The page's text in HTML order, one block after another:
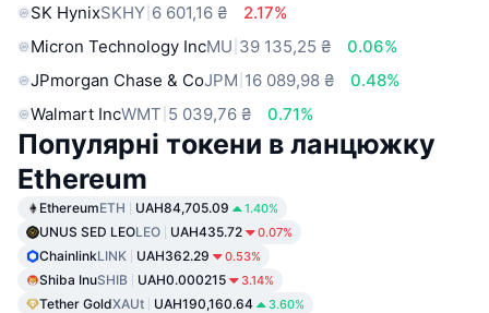
SK HynixSKHY 6 601,16 ₴
2.17%
Micron Technology IncMU 39 135,25 ₴
0.06%
JPmorgan Chase & CoJPM 16 089,98 ₴
0.48%
Walmart IncWMT 5 039,76 ₴ 0.71%
Популярні токени в ланцюжку
Ethereum
EthereumETH UAH84,705.09 1.40%
UNUS SED LEOLEO UAH435.72 0.07%
ChainlinkLINK UAH362.29 0.53%
Shiba InuSHIB UAH0.000215 3.14%
Tether GoldXAUt UAH190,160.64 3.60%